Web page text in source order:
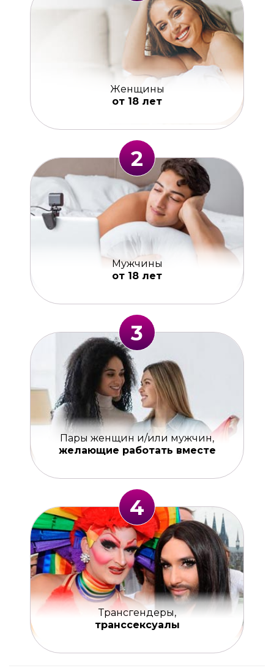
Женщины
от 18 лет
2
Мужчины
от 18 лет
3
Пары женщин и/или мужчин,
желающие работать вместе
4
Трансгендеры,
транссексуалы